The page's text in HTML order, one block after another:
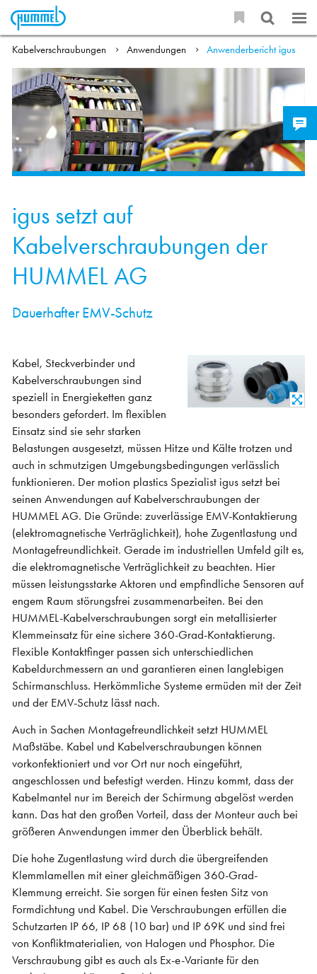
Kabelverschraubungen Anwendungen Anwenderbericht igus
igus setzt auf
Kabelverschraubungen der
HUMMEL AG
Dauerhafter EMV-Schutz
Kabel, Steckverbinder und
Kabelverschraubungen sind
speziell in Energieketten ganz
besonders gefordert. Im flexiblen
Einsatz sind sie sehr starken
Belastungen ausgesetzt, müssen Hitze und Kälte trotzen und
auch in schmutzigen Umgebungsbedingungen verlässlich
funktionieren. Der motion plastics Spezialist igus setzt bei
seinen Anwendungen auf Kabelverschraubungen der
HUMMEL AG. Die Gründe: zuverlässige EMV-Kontaktierung
(elektromagnetische Verträglichkeit), hohe Zugentlastung und
Montagefreundlichkeit. Gerade im industriellen Umfeld gilt es,
die elektromagnetische Verträglichkeit zu beachten. Hier
müssen leistungsstarke Aktoren und empfindliche Sensoren auf
engem Raum störungsfrei zusammenarbeiten. Bei den
HUMMEL-Kabelverschraubungen sorgt ein metallisierter
Klemmeinsatz für eine sichere 360-Grad-Kontaktierung.
Flexible Kontaktfinger passen sich unterschiedlichen
Kabeldurchmessern an und garantieren einen langlebigen
Schirmanschluss. Herkömmliche Systeme ermüden mit der Zeit
und der EMV-Schutz lässt nach.
Auch in Sachen Montagefreundlichkeit setzt HUMMEL
Maßstäbe. Kabel und Kabelverschraubungen können
vorkonfektioniert und vor Ort nur noch eingeführt,
angeschlossen und befestigt werden. Hinzu kommt, dass der
Kabelmantel nur im Bereich der Schirmung abgelöst werden
kann. Das hat den großen Vorteil, dass der Monteur auch bei
größeren Anwendungen immer den Überblick behält.
Die hohe Zugentlastung wird durch die übergreifenden
Klemmlamellen mit einer gleichmäßigen 360-Grad-
Klemmung erreicht. Sie sorgen für einen festen Sitz von
Formdichtung und Kabel. Die Verschraubungen erfüllen die
Schutzarten IP 66, IP 68 (10 bar) und IP 69K und sind frei
von Konfliktmaterialien, von Halogen und Phosphor. Die
Verschraubung gibt es auch als Ex-e-Variante für den